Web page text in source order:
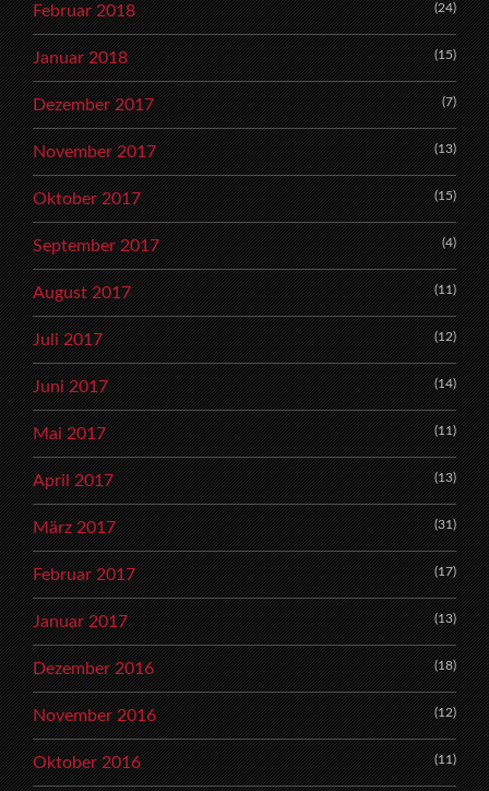
Februar 2018 (24)
Januar 2018 (15)
Dezember 2017 (7)
November 2017 (13)
Oktober 2017 (15)
September 2017 (4)
August 2017 (11)
Juli 2017 (12)
Juni 2017 (14)
Mai 2017 (11)
April 2017 (13)
März 2017 (31)
Februar 2017 (17)
Januar 2017 (13)
Dezember 2016 (18)
November 2016 (12)
Oktober 2016 (11)